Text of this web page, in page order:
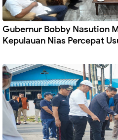
Gubernur Bobby Nasution
Kepulauan Nias Percepat